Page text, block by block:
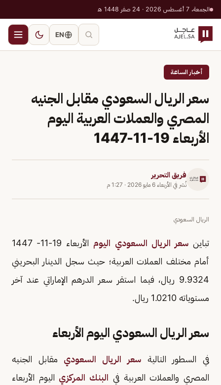
الجمعة، 7 أغسطس 2026 · 24 صفر 1448 هـ
EN
أخبار الساعة
سعر الريال السعودي مقابل الجنيه
المصري والعملات العربية اليوم
الأربعاء 19-11-1447
فريق التحرير
نُشر في الأربعاء 6 مايو 2026 · 1:27 م
الريال السعودي
تباينسعر الريال السعودي اليوم
الأربعاء 19-11- 1447
أمام مختلف العملات العربية؛ حيث سجل الدينار البحريني
9.9324 ريال، فيما استقر سعر الدرهم الإماراتي عند آخر
مستوياته 1.0210 ريال.
سعر الريال السعودي اليوم الأربعاء
في السطور التاليةسعر الريال السعودي مقابل الجنيه
المصري والعملات العربية في البنك المركزي اليوم الأربعاء